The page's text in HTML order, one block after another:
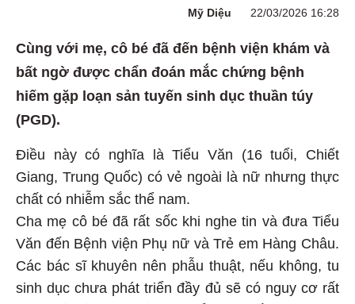
Mỹ Diệu 22/03/2026 16:28
Cùng với mẹ, cô bé đã đến bệnh viện khám và
bất ngờ được chẩn đoán mắc chứng bệnh
hiếm gặp loạn sản tuyến sinh dục thuần túy
(PGD).
Điều này có nghĩa là Tiểu Văn (16 tuổi, Chiết
Giang, Trung Quốc) có vẻ ngoài là nữ nhưng thực
chất có nhiễm sắc thể nam.
Cha mẹ cô bé đã rất sốc khi nghe tin và đưa Tiểu
Văn đến Bệnh viện Phụ nữ và Trẻ em Hàng Châu.
Các bác sĩ khuyên nên phẫu thuật, nếu không, tu
sinh dục chưa phát triển đầy đủ sẽ có nguy cơ rất